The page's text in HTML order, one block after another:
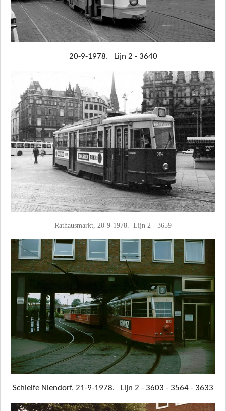
20-9-1978. Lijn 2 - 3640
Rathausmarkt, 20-9-1978. Lijn 2 - 3659
Schleife Niendorf, 21-9-1978. Lijn 2 - 3603 - 3564 - 3633